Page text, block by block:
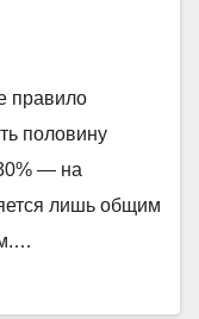
правило
половину
— на
лишь общим